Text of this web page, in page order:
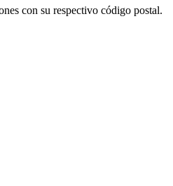
con su respectivo código postal.